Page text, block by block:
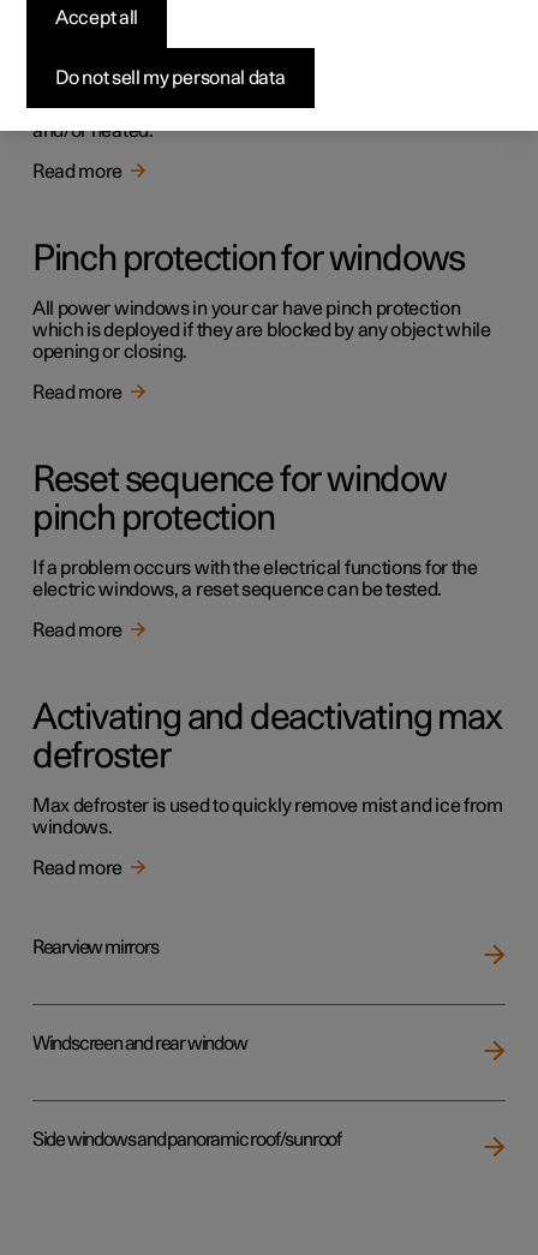
Windows, glass and mirrors
The car contains several different windows, glass panes
and mirrors. A number of these are laminated, tinted
and/or heated.
Read more
Pinch protection for windows
All power windows in your car have pinch protection
which is deployed if they are blocked by any object while
opening or closing.
Read more
Reset sequence for window
pinch protection
If a problem occurs with the electrical functions for the
electric windows, a reset sequence can be tested.
Read more
Activating and deactivating max
defroster
Max defroster is used to quickly remove mist and ice from
windows.
Read more
Rearview mirrors
Windscreen and rear window
Side windows and panoramic roof/sunroof
Do not sell my personal data
Accept all